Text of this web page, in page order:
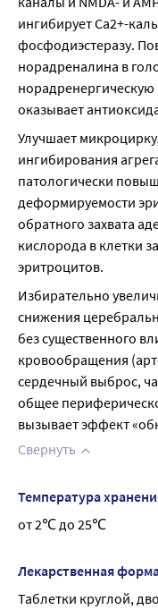
ингибирует Са2+-
фосфодиэстеразу.
норадреналина в
оказывает
Улучшает
ингибирования
патологически
деформируемости
обратного захвата
кислорода в клетки
эритроцитов.
Избирательно
снижения
без существенного
кровообращения
сердечный выброс,
общее
вызывает эффект
Свернуть
Температура
от 2℃ до 25℃
Лекарственная
Таблетки круглой,